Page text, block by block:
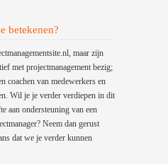
betekenen?
maar zijn
met projectmanagement bezig;
coachen van medewerkers en
Wil je je verder verdiepen in dit
aan ondersteuning van een
Neem dan gerust
dat we je verder kunnen